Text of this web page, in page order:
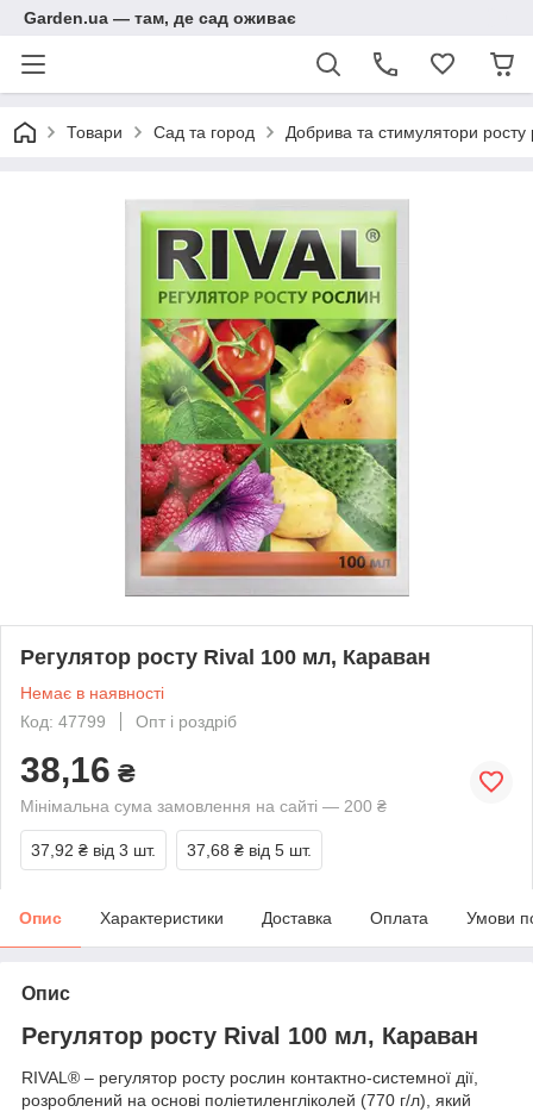
Garden.ua — там, де сад оживає
Товари Сад та город Добрива та стимулятори росту
Регулятор росту Rival 100 мл, Караван
Немає в наявності
Код: 47799
Опт і роздріб
38,16 ₴
Мінімальна сума замовлення на сайті — 200 ₴
37,92 ₴ від 3 шт. 37,68 ₴ від 5 шт.
Опис Характеристики Доставка Оплата Умови
Опис
Регулятор росту Rival 100 мл, Караван
RIVAL® – регулятор росту рослин контактно-системної дії,
розроблений на основі поліетиленгліколей (770 г/л), який